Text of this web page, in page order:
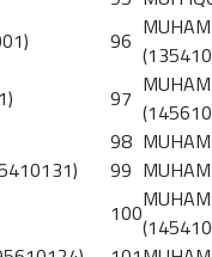
96
97
98
99
100